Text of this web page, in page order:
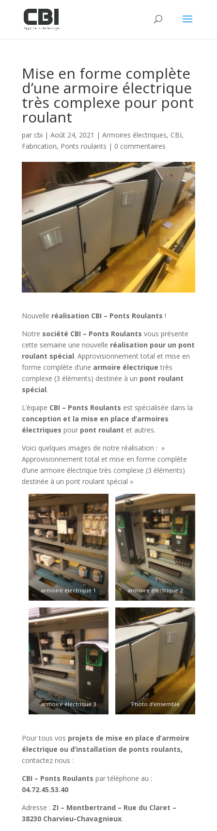
Mise en forme complète
d’une armoire électrique
très complexe pour pont
roulant
par cbi | Août 24, 2021 | Armoires électriques, CBI,
Fabrication, Ponts roulants | 0 commentaires
Nouvelle réalisation CBI – Ponts Roulants !
Notre société CBI – Ponts Roulants vous présente
cette semaine une nouvelle réalisation pour un pont
roulant spécial. Approvisionnement total et mise en
forme complète d’une armoire électrique très
complexe (3 éléments) destinée à un pont roulant
spécial.
L’équipe CBI – Ponts Roulants est spécialisée dans la
conception et la mise en place d’armoires
électriques pour pont roulant et autres.
Voici quelques images de notre réalisation : »
Approvisionnement total et mise en forme complète
d’une armoire électrique très complexe (3 éléments)
destinée à un pont roulant spécial »
armoire électrique 1 armoire électrique 2
armoire électrique 3 Photo d’ensemble
Pour tous vos projets de mise en place d’armoire
électrique ou d’installation de ponts roulants,
contactez nous :
CBI – Ponts Roulants par téléphone au :
04.72.45.53.40
Adresse : ZI – Montbertrand – Rue du Claret –
38230 Charvieu-Chavagnieux.